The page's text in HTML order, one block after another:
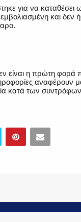
για να καταθέσει
και δεν
είναι η πρώτη φορά
αναφέρουν
κατά των